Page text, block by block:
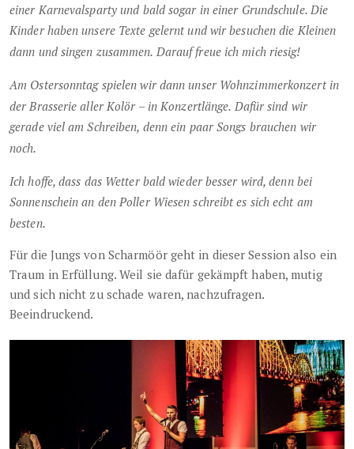
einer Karnevalsparty und bald sogar in einer Grundschule. Die
Kinder haben unsere Texte gelernt und wir besuchen die Kleinen
dann und singen zusammen. Darauf freue ich mich riesig!
Am Ostersonntag spielen wir dann unser Wohnzimmerkonzert in
der Brasserie aller Kolör – in Konzertlänge. Dafür sind wir
gerade viel am Schreiben, denn ein paar Songs brauchen wir
noch.
Ich hoffe, dass das Wetter bald wieder besser wird, denn bei
Sonnenschein an den Poller Wiesen schreibt es sich echt am
besten.
Für die Jungs von Scharmöör geht in dieser Session also ein
Traum in Erfüllung. Weil sie dafür gekämpft haben, mutig
und sich nicht zu schade waren, nachzufragen.
Beeindruckend.